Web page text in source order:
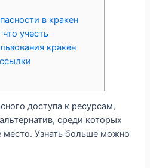
в кракен
учесть
кракен
доступа к ресурсам,
среди которых
место. Узнать больше можно